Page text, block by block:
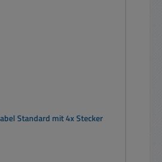
Standard mit 4x Stecker